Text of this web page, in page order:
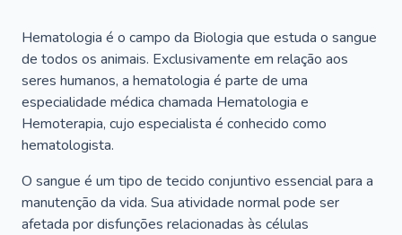
Hematologia é o campo da Biologia que estuda o sangue
de todos os animais. Exclusivamente em relação aos
seres humanos, a hematologia é parte de uma
especialidade médica chamada Hematologia e
Hemoterapia, cujo especialista é conhecido como
hematologista.
O sangue é um tipo de tecido conjuntivo essencial para a
manutenção da vida. Sua atividade normal pode ser
afetada por disfunções relacionadas às células